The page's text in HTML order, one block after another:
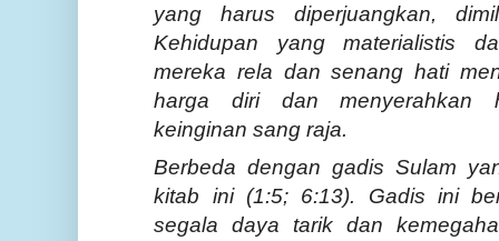
yang harus diperjuangkan,
Kehidupan yang materialistis
mereka rela dan senang hati
harga diri dan menyerahkan
keinginan sang raja.
Berbeda dengan gadis Sulam
kitab ini (1:5; 6:13). Gadis ini
segala daya tarik dan